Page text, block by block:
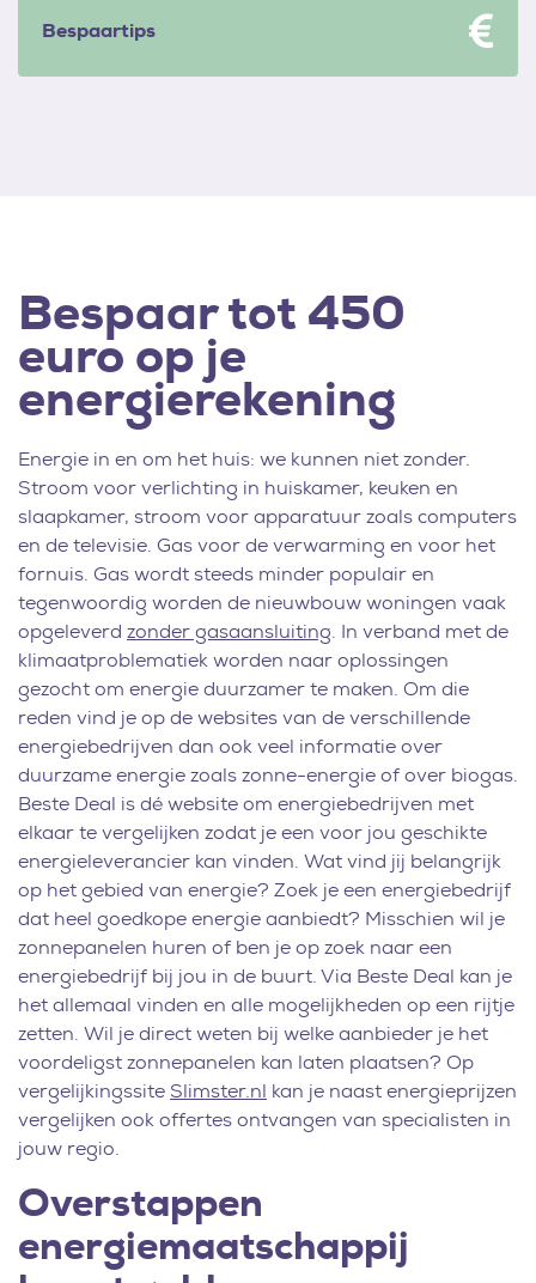
Bespaartips
Bespaar tot 450
euro op je
energierekening
Energie in en om het huis: we kunnen niet zonder.
Stroom voor verlichting in huiskamer, keuken en
slaapkamer, stroom voor apparatuur zoals computers
en de televisie. Gas voor de verwarming en voor het
fornuis. Gas wordt steeds minder populair en
tegenwoordig worden de nieuwbouw woningen vaak
opgeleverd zonder gasaansluiting. In verband met de
klimaatproblematiek worden naar oplossingen
gezocht om energie duurzamer te maken. Om die
reden vind je op de websites van de verschillende
energiebedrijven dan ook veel informatie over
duurzame energie zoals zonne-energie of over biogas.
Beste Deal is dé website om energiebedrijven met
elkaar te vergelijken zodat je een voor jou geschikte
energieleverancier kan vinden. Wat vind jij belangrijk
op het gebied van energie? Zoek je een energiebedrijf
dat heel goedkope energie aanbiedt? Misschien wil je
zonnepanelen huren of ben je op zoek naar een
energiebedrijf bij jou in de buurt. Via Beste Deal kan je
het allemaal vinden en alle mogelijkheden op een rijtje
zetten. Wil je direct weten bij welke aanbieder je het
voordeligst zonnepanelen kan laten plaatsen? Op
vergelijkingssite Slimster.nl kan je naast energieprijzen
vergelijken ook offertes ontvangen van specialisten in
jouw regio.
Overstappen
energiemaatschappij